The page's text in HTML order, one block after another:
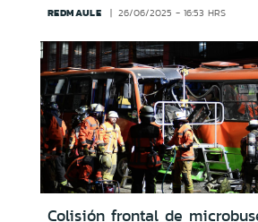
REDMAULE 26/06/2025 - 16:53 HRS
Colisión frontal de